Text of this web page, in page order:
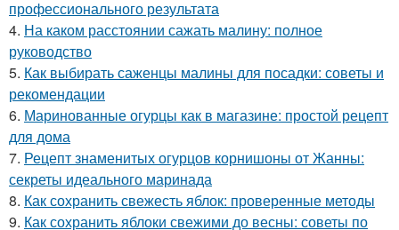
профессионального результата
4. На каком расстоянии сажать малину: полное
руководство
5. Как выбирать саженцы малины для посадки: советы и
рекомендации
6. Маринованные огурцы как в магазине: простой рецепт
для дома
7. Рецепт знаменитых огурцов корнишоны от Жанны:
секреты идеального маринада
8. Как сохранить свежесть яблок: проверенные методы
9. Как сохранить яблоки свежими до весны: советы по